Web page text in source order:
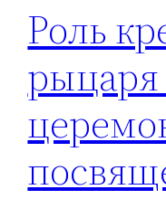
Роль
рыцаря